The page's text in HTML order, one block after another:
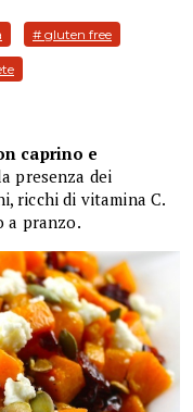
# gluten free
caprino e
presenza dei
ricchi di vitamina C.
a pranzo.